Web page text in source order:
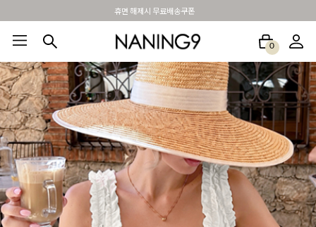
BEST 포토리뷰 - 매주 2명추첨 3만원쿠폰
0
BEST100🤍 NEW5% 베스트재진행 썸머여행룩 아울렛 하객&모임룩